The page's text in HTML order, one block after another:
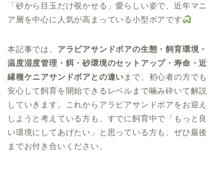
「砂から目玉だけ覗かせる」愛らしい姿で、近年マニ
ア層を中心に人気が高まっている小型ボアです
本記事では、 アラビアサンドボアの生態・飼育環境・
温度湿度管理・餌・砂環境のセットアップ・寿命・近
縁種ケニアサンドボアとの違い まで、初心者の方でも
安心して飼育を開始できるレベルまで噛み砕いて解説
していきます。これからアラビアサンドボアをお迎え
しようと考えている方も、すでに飼育中で「もっと良
い環境にしてあげたい」と思っている方も、ぜひ最後
までお付き合いください。